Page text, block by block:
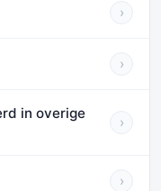
›
›
in overige
›
›